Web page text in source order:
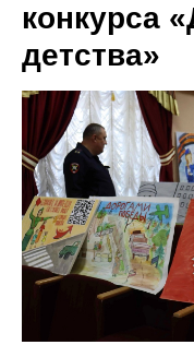
конкурса
детства»